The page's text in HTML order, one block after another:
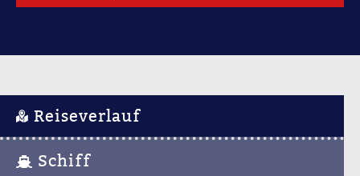
Reiseverlauf
Schiff